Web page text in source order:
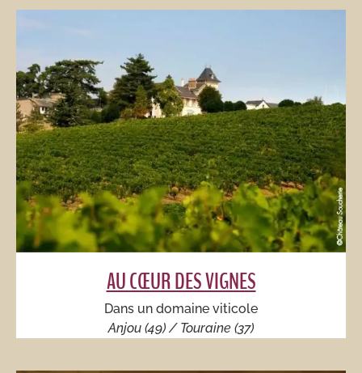
AU CŒUR DES VIGNES
Dans un domaine viticole
Anjou (49) / Touraine (37)